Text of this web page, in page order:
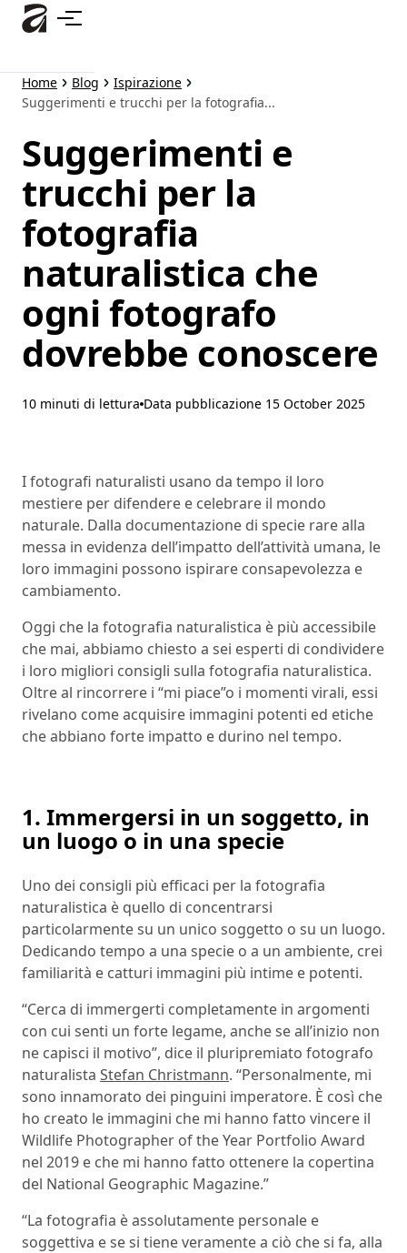
Passa
principale
Home Blog
Ispirazione
Suggerimenti e trucchi per la fotografia...
Suggerimenti e
trucchi per la
fotografia
naturalistica che
ogni fotografo
dovrebbe conoscere
10 minuti di lettura Data pubblicazione 15 October 2025
I fotografi naturalisti usano da tempo il loro
mestiere per difendere e celebrare il mondo
naturale. Dalla documentazione di specie rare alla
messa in evidenza dell’impatto dell’attività umana, le
loro immagini possono ispirare consapevolezza e
cambiamento.
Oggi che la fotografia naturalistica è più accessibile
che mai, abbiamo chiesto a sei esperti di condividere
i loro migliori consigli sulla fotografia naturalistica.
Oltre al rincorrere i “mi piace”o i momenti virali, essi
rivelano come acquisire immagini potenti ed etiche
che abbiano forte impatto e durino nel tempo.
1. Immergersi in un soggetto, in
un luogo o in una specie
Uno dei consigli più efficaci per la fotografia
naturalistica è quello di concentrarsi
particolarmente su un unico soggetto o su un luogo.
Dedicando tempo a una specie o a un ambiente, crei
familiarità e catturi immagini più intime e potenti.
“Cerca di immergerti completamente in argomenti
con cui senti un forte legame, anche se all’inizio non
ne capisci il motivo”, dice il pluripremiato fotografo
naturalista Stefan Christmann. “Personalmente, mi
sono innamorato dei pinguini imperatore. È così che
ho creato le immagini che mi hanno fatto vincere il
Wildlife Photographer of the Year Portfolio Award
nel 2019 e che mi hanno fatto ottenere la copertina
del National Geographic Magazine.”
“La fotografia è assolutamente personale e
soggettiva e se si tiene veramente a ciò che si fa, alla